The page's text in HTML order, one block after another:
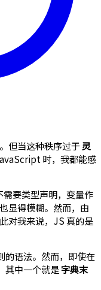
但当这种秩序过于灵
时，我都能感
要类型声明，变量作
显得模糊。然而，由
对我来说，JS 真的是
的语法。然而，即使在
其中一个就是字典末